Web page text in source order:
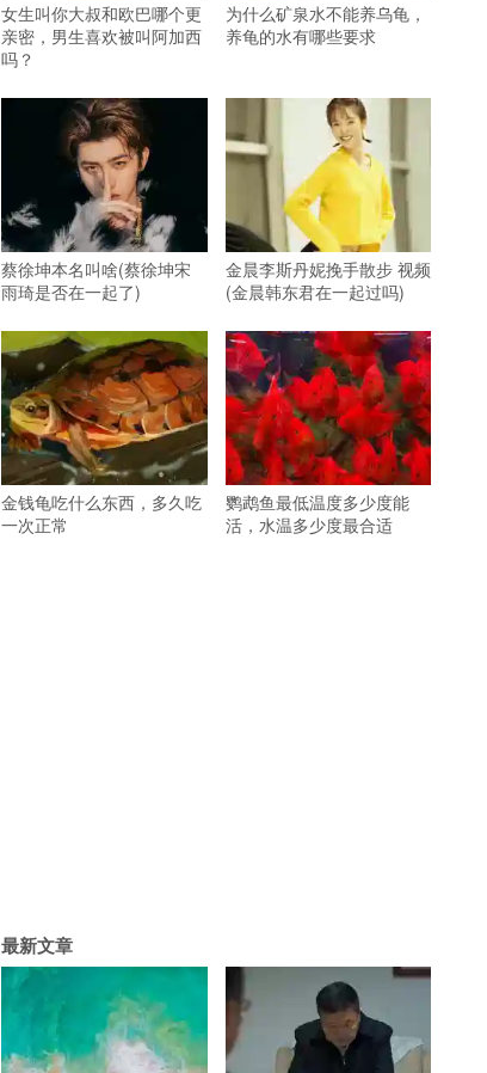
女生叫你大叔和欧巴哪个更
亲密，男生喜欢被叫阿加西
吗？
为什么矿泉水不能养乌龟，
养龟的水有哪些要求
蔡徐坤本名叫啥(蔡徐坤宋
雨琦是否在一起了)
金晨李斯丹妮挽手散步 视频
(金晨韩东君在一起过吗)
金钱龟吃什么东西，多久吃
一次正常
鹦鹉鱼最低温度多少度能
活，水温多少度最合适
最新文章